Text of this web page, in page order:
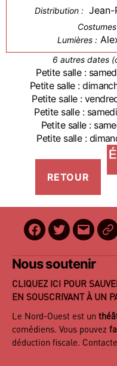
Distribution : Jean-
Lumières :
6 autres dates
Petite salle :
Petite salle :
Petite salle :
Petite salle :
Petite salle :
Petite salle :
Facebook
Twitter
E-
mail
Nous soutenir
CLIQUEZ ICI POUR
EN SOUSCRIVANT À UN
Le Nord-Ouest est un
comédiens. Vous pouvez
déduction fiscale.